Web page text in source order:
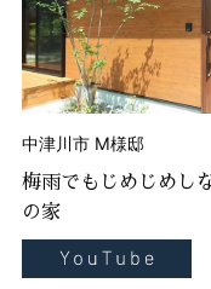
中津川市 M様邸
梅雨でもじめじめし
の家